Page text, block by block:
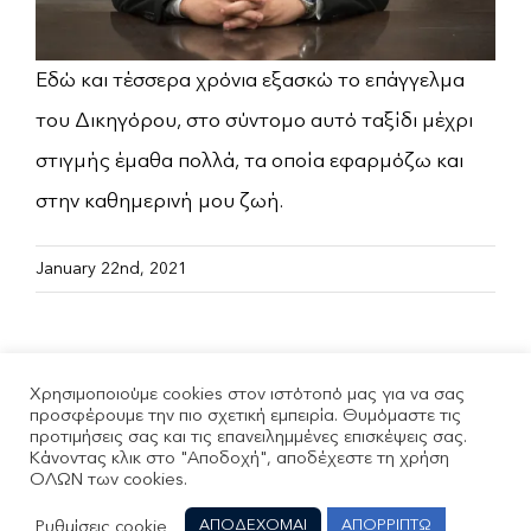
Εδώ και τέσσερα χρόνια εξασκώ το επάγγελμα
του Δικηγόρου, στο σύντομο αυτό ταξίδι μέχρι
στιγμής έμαθα πολλά, τα οποία εφαρμόζω και
στην καθημερινή μου ζωή.
January 22nd, 2021
2026 | All Rights Reserved |Πολιτική
Χρησιμοποιούμε cookies στον ιστότοπό μας για να σας
προσφέρουμε την πιο σχετική εμπειρία. Θυμόμαστε τις
προτιμήσεις σας και τις επανειλημμένες επισκέψεις σας.
Κάνοντας κλικ στο "Αποδοχή", αποδέχεστε τη χρήση
ΟΛΩΝ των cookies.
Ρυθμίσεις cookie
ΑΠΟΔΕΧΟΜΑΙ ΑΠΟΡΡΙΠΤΩ